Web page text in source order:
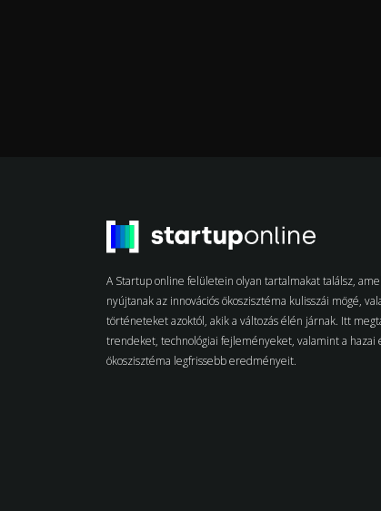
A Startup online felületein olyan tartalmakat találsz,
nyújtanak az innovációs ökoszisztéma kulisszái mögé,
történeteket azoktól, akik a változás élén járnak. Itt
trendeket, technológiai fejleményeket, valamint a hazai
ökoszisztéma legfrissebb eredményeit.